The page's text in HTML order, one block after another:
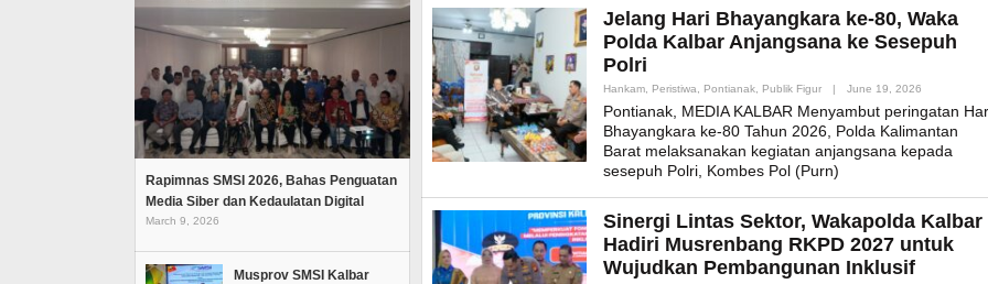
Rapimnas SMSI 2026, Bahas Penguatan
Media Siber dan Kedaulatan Digital
March 9, 2026
Musprov SMSI Kalbar
Jelang Hari Bhayangkara ke-80, Waka
Polda Kalbar Anjangsana ke Sesepuh
Polri
Hankam, Peristiwa, Pontianak, Publik Figur | June 19, 2026
Pontianak, MEDIA KALBAR Menyambut peringatan
Bhayangkara ke-80 Tahun 2026, Polda Kalimantan
Barat melaksanakan kegiatan anjangsana kepada
sesepuh Polri, Kombes Pol (Purn)
Sinergi Lintas Sektor, Wakapolda Kalbar
Hadiri Musrenbang RKPD 2027 untuk
Wujudkan Pembangunan Inklusif